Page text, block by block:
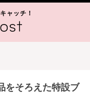
ャッチ！
をそろえた特設ブ